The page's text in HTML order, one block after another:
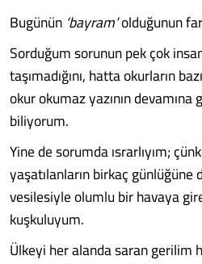
Bugünün ‘bayram’olduğunun
Sorduğum sorunun pek çok
taşımadığını, hatta okurların
okur okumaz yazının
biliyorum.
Yine de sorumda ısrarlıyım;
yaşatılanların birkaç günlüğüne
vesilesiyle olumlu bir havaya
kuşkuluyum.
Ülkeyi her alanda saran gerilim